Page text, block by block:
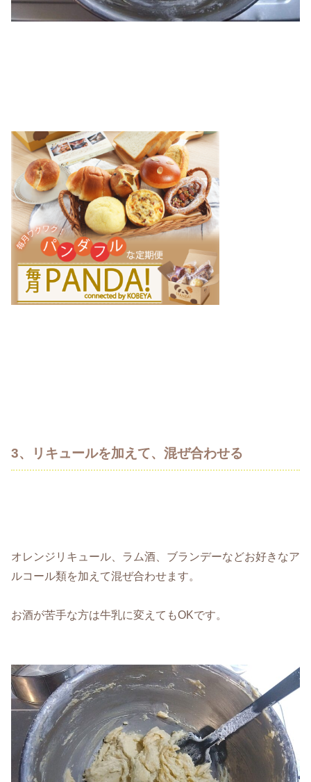
3、リキュールを加えて、混ぜ合わせる
オレンジリキュール、ラム酒、ブランデーなどお好きなア
ルコール類を加えて混ぜ合わせます。
お酒が苦手な方は牛乳に変えてもOKです。